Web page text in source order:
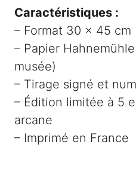
Caractéristiques :
– Format 30 × 45 cm
– Papier
musée)
– Tirage signé et
– Édition limitée à 5
arcane
– Imprimé en France